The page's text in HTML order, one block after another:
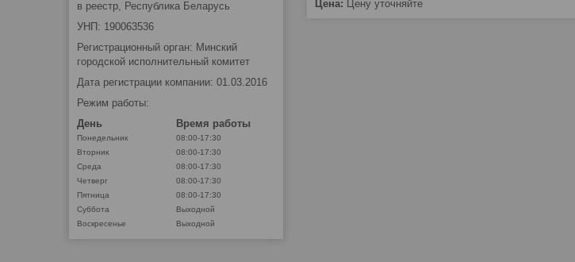
Цена: Цену уточняйте
в реестр, Республика Беларусь
УНП: 190063536
Регистрационный орган: Минский
городской исполнительный комитет
Дата регистрации компании: 01.03.2016
Режим работы:
День
Время работы
Понедельник
08:00-17:30
Вторник
08:00-17:30
Среда
08:00-17:30
Четверг
08:00-17:30
Пятница
08:00-17:30
Суббота
Выходной
Воскресенье
Выходной